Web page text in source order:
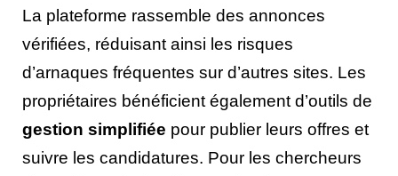
La plateforme rassemble des annonces
vérifiées, réduisant ainsi les risques
d’arnaques fréquentes sur d’autres sites. Les
propriétaires bénéficient également d’outils de
gestion simplifiée pour publier leurs offres et
suivre les candidatures. Pour les chercheurs